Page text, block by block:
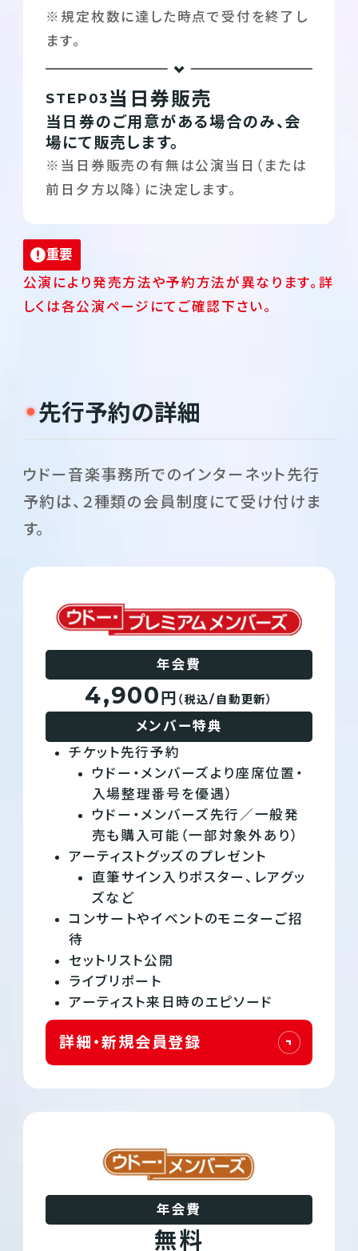
※規定枚数に達した時点で受付を終了し
ます。
STEP 当日券販売
当日券のご用意がある場合のみ、会
場にて販売します。
※当日券販売の有無は公演当日（または
前日夕方以降）に決定します。
重要
公演により発売方法や予約方法が異なります。詳
しくは各公演ページにてご確認下さい。
先行予約の詳細
ウドー音楽事務所でのインターネット先行
予約は、２種類の会員制度にて受け付けま
す。
年会費
4,900 円 （税込/自動更新）
メンバー特典
チケット先行予約
ウドー・メンバーズより座席位置・
入場整理番号を優遇）
ウドー・メンバーズ先行／一般発
売も購入可能（一部対象外あり）
アーティストグッズのプレゼント
直筆サイン入りポスター、レアグッ
ズなど
コンサートやイベントのモニターご招
待
セットリスト公開
ライブリポート
アーティスト来日時のエピソード
詳細・新規会員登録
年会費
無料